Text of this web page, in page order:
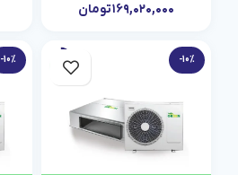
۱۶۹,۰۲۰,۰۰۰تومان
-10%
-10%